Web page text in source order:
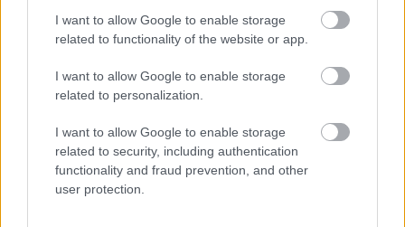
I want to allow Google to enable storage
related to functionality of the website or app.
I want to allow Google to enable storage
related to personalization.
I want to allow Google to enable storage
related to security, including authentication
functionality and fraud prevention, and other
user protection.
Tres delanteros han sido los mejores jugadores de mayo en Comunio
Leer más »